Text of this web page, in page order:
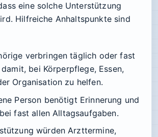
eine solche Unterstützung
Hilfreiche Anhaltspunkte sind
verbringen täglich oder fast
bei Körperpflege, Essen,
Organisation zu helfen.
Person benötigt Erinnerung und
fast allen Alltagsaufgaben.
würden Arzttermine,